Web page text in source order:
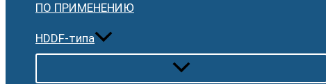
ПО ПРИМЕНЕНИЮ
HDDF-типа